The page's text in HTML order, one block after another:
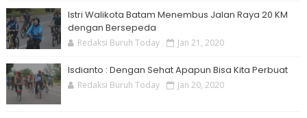
Istri Walikota Batam Menembus Jalan Raya 20 KM
dengan Bersepeda
Redaksi Buruh Today Jan 21, 2020
Isdianto : Dengan Sehat Apapun Bisa Kita Perbuat
Redaksi Buruh Today Jan 20, 2020